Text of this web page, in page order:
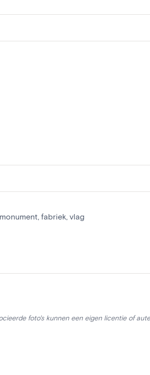
fabriek vlag
foto's kunnen een eigen licentie of